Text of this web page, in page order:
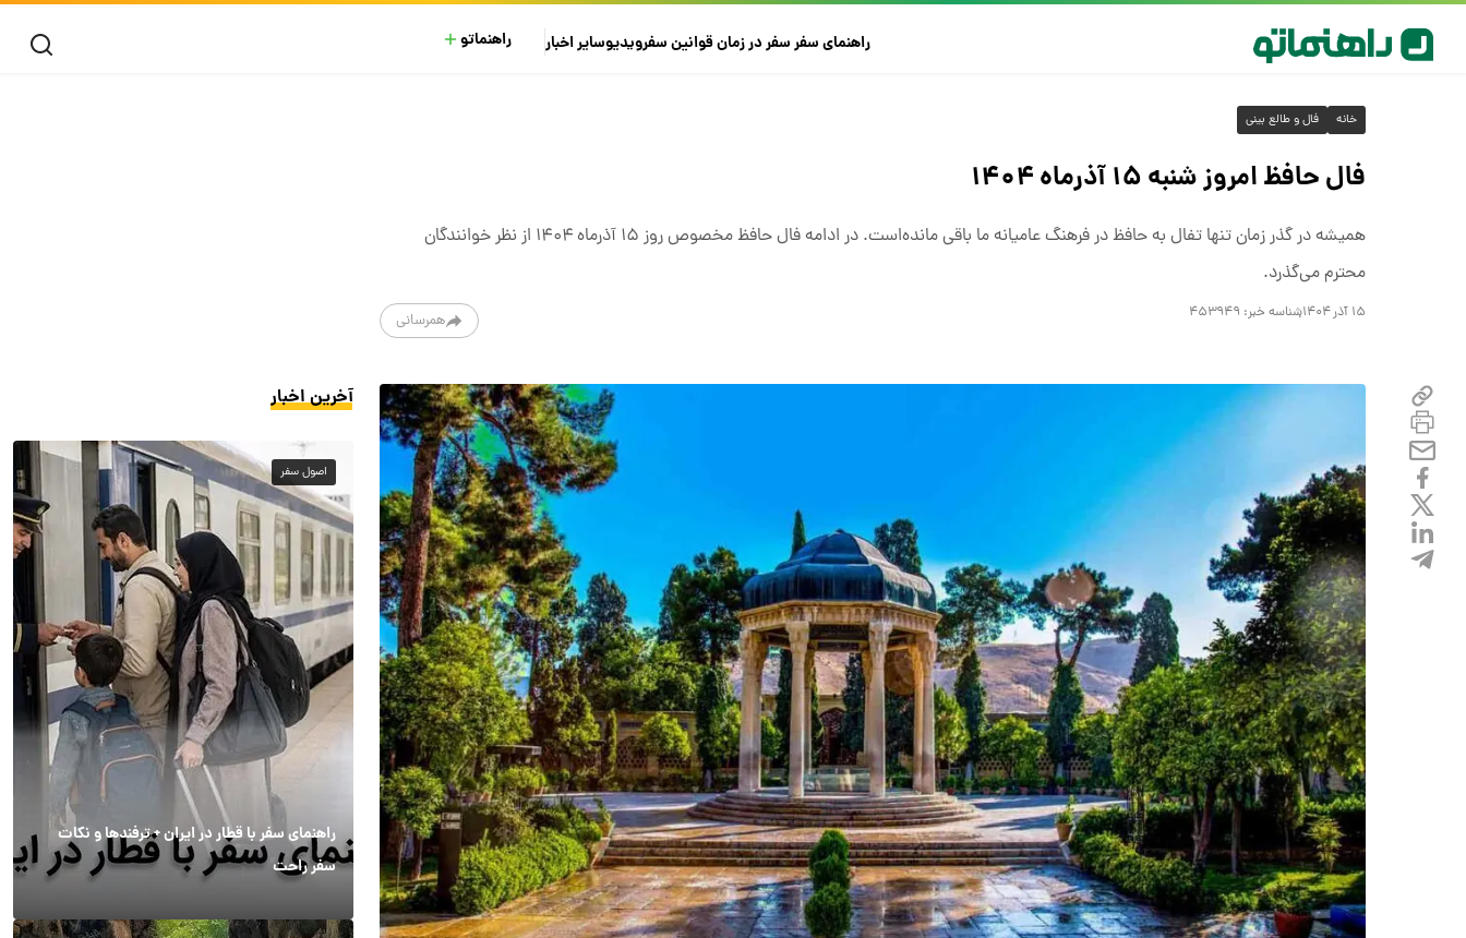
راهنمای سفرسفر در زمانقوانین سفرویدیوسایراخبار راهنماتو
خانه فال و طالع بینی
فال حافظ امروز شنبه ۱۵ آذرماه ۱۴۰۴
همیشه در گذر زمان تنها تفال به حافظ در فرهنگ عامیانه ما باقی مانده‌است. در ادامه فال حافظ مخصوص روز ۱۵ آذرماه ۱۴۰۴ از نظر خوانندگان
محترم می‌گذرد.
۱۵ آذر ۱۴۰۴ شناسه خبر: ۴۵۳۹۴۹ همرسانی
آخرین اخبار
اصول سفر
راهنمای سفر با قطار در ایران + ترفندها و نکات
سفر راحت